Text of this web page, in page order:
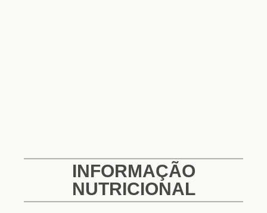
INFORMAÇÃO
NUTRICIONAL